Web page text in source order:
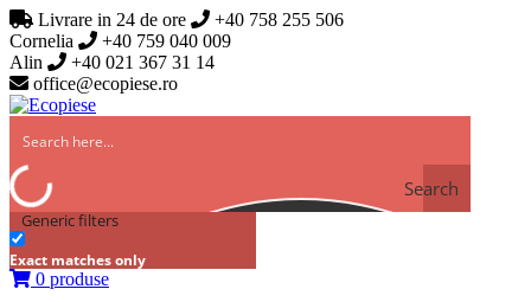
Livrare in 24 de ore
+40 758 255 506
Cornelia
+40 759 040 009
Alin
+40 021 367 31 14
office@ecopiese.ro
Search
Generic filters
Exact matches only
0 produse